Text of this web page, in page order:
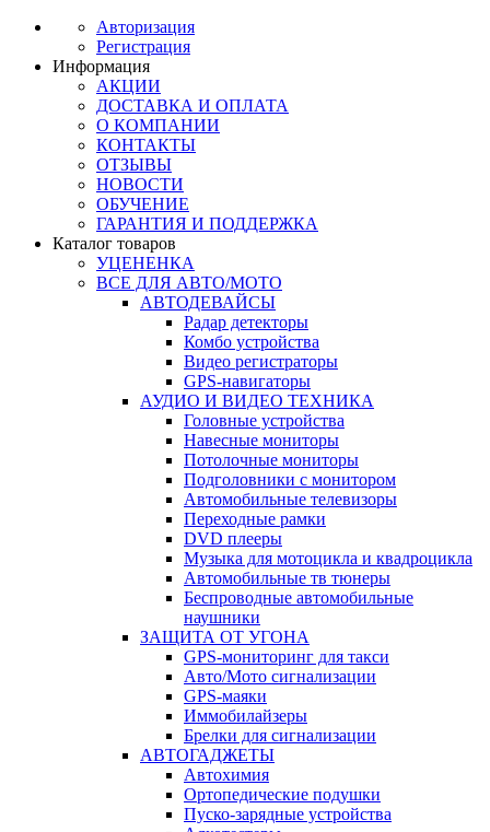
Авторизация
Регистрация
Информация
АКЦИИ
ДОСТАВКА И ОПЛАТА
О КОМПАНИИ
КОНТАКТЫ
ОТЗЫВЫ
НОВОСТИ
ОБУЧЕНИЕ
ГАРАНТИЯ И ПОДДЕРЖКА
Каталог товаров
УЦЕНЕНКА
ВСЕ ДЛЯ АВТО/МОТО
АВТОДЕВАЙСЫ
Радар детекторы
Комбо устройства
Видео регистраторы
GPS-навигаторы
АУДИО И ВИДЕО ТЕХНИКА
Головные устройства
Навесные мониторы
Потолочные мониторы
Подголовники с монитором
Автомобильные телевизоры
Переходные рамки
DVD плееры
Музыка для мотоцикла и квадроцикла
Автомобильные тв тюнеры
Беспроводные автомобильные
наушники
ЗАЩИТА ОТ УГОНА
GPS-мониторинг для такси
Авто/Мото сигнализации
GPS-маяки
Иммобилайзеры
Брелки для сигнализации
АВТОГАДЖЕТЫ
Автохимия
Ортопедические подушки
Пуско-зарядные устройства